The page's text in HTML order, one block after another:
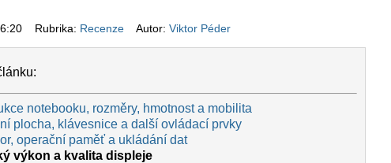
Rubrika: Recenze Autor: Viktor Péder
notebooku, rozměry, hmotnost a mobilita
plocha, klávesnice a další ovládací prvky
operační paměť a ukládání dat
výkon a kvalita displeje